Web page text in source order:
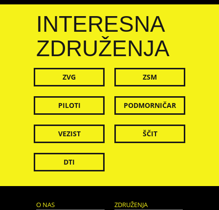
INTERESNA
ZDRUŽENJA
ZVG ZSM
PILOTI PODMORNIČAR
VEZIST ŠČIT
DTI
O NAS ZDRUŽENJA